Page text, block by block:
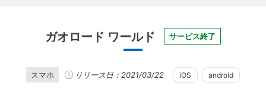
ガオロード ワールド サービス終了
スマホ リリース日：2021/03/22 iOS android